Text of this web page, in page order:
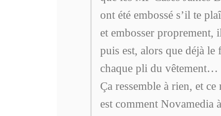
ont été embossé s’il te
et embosser proprement,
puis est, alors que déjà
chaque pli du vêtement…
Ça ressemble à rien, et
est comment Novamedia